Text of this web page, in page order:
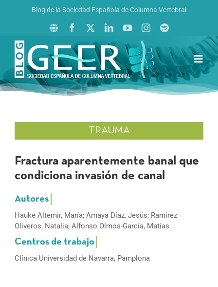
Blog de la Sociedad Española de Columna Vertebral
Inicio
Revista La Columna al Día
TRAUMA
Fractura aparentemente banal que
condiciona invasión de canal
Hauke Altemir, María; Amaya Díaz, Jesús; Ramírez
Oliveros, Natalia; Alfonso Olmos-García, Matías
Clínica Universidad de Navarra, Pamplona